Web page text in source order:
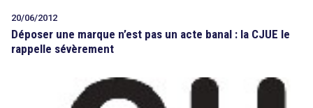
20/06/2012
Déposer une marque n’est pas un acte banal : la CJUE le
rappelle sévèrement